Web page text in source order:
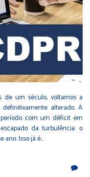
um século, voltamos a
alterado. A
com um déficit em
da turbulência: o
ano. Isso já é…